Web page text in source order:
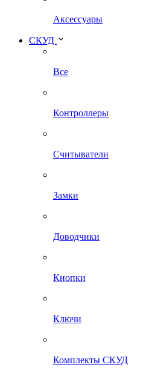
Аксессуары
СКУД
Все
Контроллеры
Считыватели
Замки
Доводчики
Кнопки
Ключи
Комплекты СКУД